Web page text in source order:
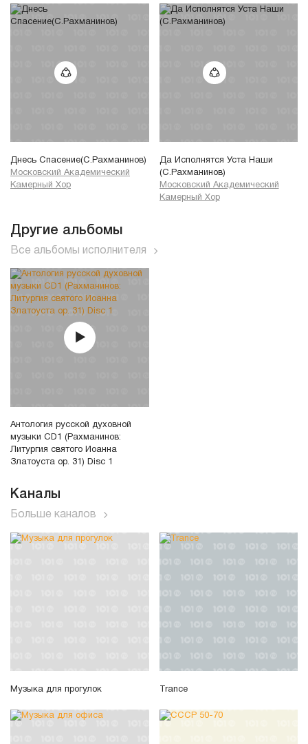
Днесь Спасение(С.Рахманинов)
Московский Академический
Камерный Хор
Да Исполнятся Уста Наши
(С.Рахманинов)
Московский Академический
Камерный Хор
Другие альбомы
Все альбомы исполнителя
Антология русской духовной
музыки CD1 (Рахманинов:
Литургия святого Иоанна
Златоуста ор. 31) Disc 1
Каналы
Больше каналов
Музыка для прогулок Trance